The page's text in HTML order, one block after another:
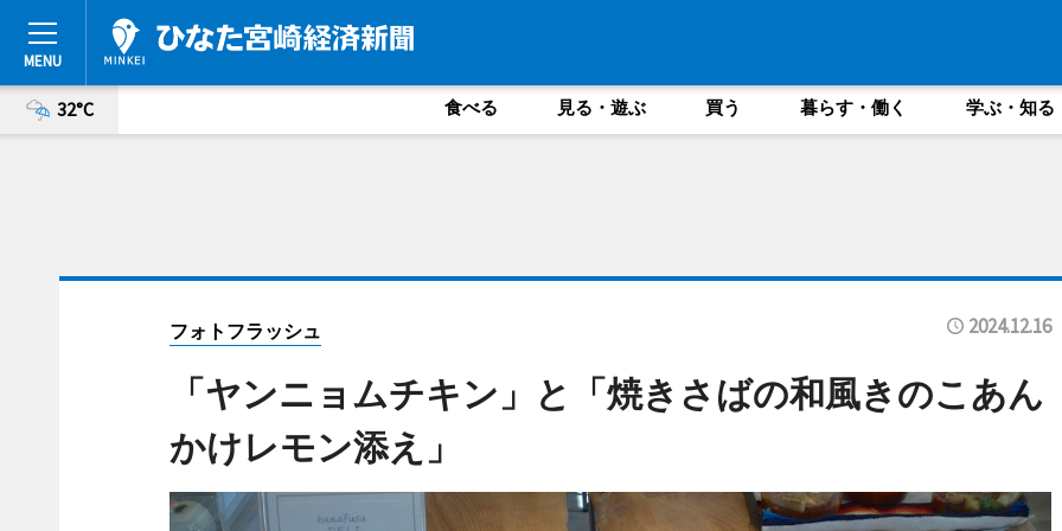
32°C 食べる 見る・遊ぶ 買う 暮らす・働く 学ぶ・知る
フォトフラッシュ 2024.12.16
「ヤンニョムチキン」と「焼きさばの和風きのこあん
かけレモン添え」